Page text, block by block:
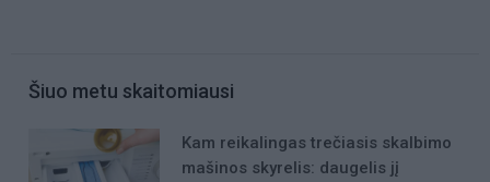
Šiuo metu skaitomiausi
Kam reikalingas trečiasis skalbimo
mašinos skyrelis: daugelis jį